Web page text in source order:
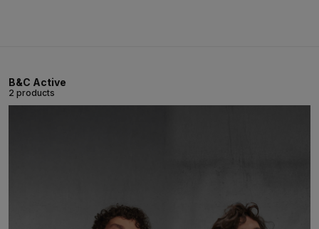
B&C Active
2 products